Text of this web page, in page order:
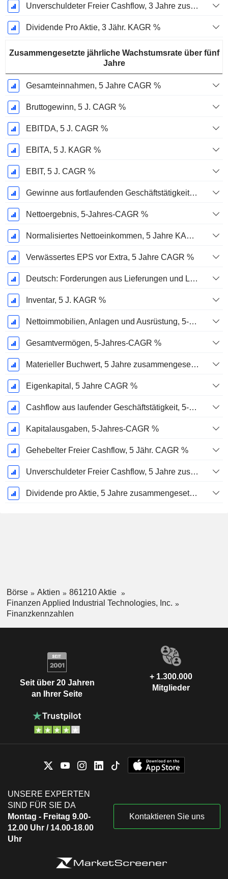
Unverschuldeter Freier Cashflow, 3 Jahre zusammengesetzte jährliche Wachstumsrate %
Dividende Pro Aktie, 3 Jähr. KAGR %
Zusammengesetzte jährliche Wachstumsrate über fünf
Jahre
Gesamteinnahmen, 5 Jahre CAGR %
Bruttogewinn, 5 J. CAGR %
EBITDA, 5 J. CAGR %
EBITA, 5 J. KAGR %
EBIT, 5 J. CAGR %
Gewinne aus fortlaufenden Geschäftstätigkeiten, 5-Jahres-CAGR %
Nettoergebnis, 5-Jahres-CAGR %
Normalisiertes Nettoeinkommen, 5 Jahre KAGR %
Verwässertes EPS vor Extra, 5 Jahre CAGR %
Deutsch: Forderungen aus Lieferungen und Leistungen, 5-Jahres-CAGR %
Inventar, 5 J. KAGR %
Nettoimmobilien, Anlagen und Ausrüstung, 5-Jahres-CAGR %
Gesamtvermögen, 5-Jahres-CAGR %
Materieller Buchwert, 5 Jahre zusammengesetzte jährliche Wachstumsrate %
Eigenkapital, 5 Jahre CAGR %
Cashflow aus laufender Geschäftstätigkeit, 5-Jahres-CAGR %
Kapitalausgaben, 5-Jahres-CAGR %
Gehebelter Freier Cashflow, 5 Jähr. CAGR %
Unverschuldeter Freier Cashflow, 5 Jahre zusammengesetzte jährliche Wachstumsrate %
Dividende pro Aktie, 5 Jahre zusammengesetzte jährliche Wachstumsrate %
Börse Aktien
861210 Aktie
Finanzen Applied Industrial Technologies, Inc.
Finanzkennzahlen
Seit über 20 Jahren
an Ihrer Seite
+ 1.300.000
Mitglieder
UNSERE EXPERTEN
SIND FÜR SIE DA
Montag - Freitag 9.00-
12.00 Uhr / 14.00-18.00
Uhr
Kontaktieren Sie uns